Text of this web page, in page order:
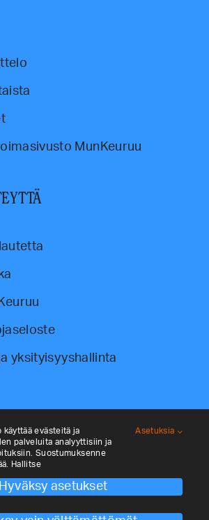
MunKeuruu
yksityisyyshallinta
Keulink Oy 2026. All
käyttää evästeitä ja
palveluita analyyttisiin ja
Suostumuksenne
Hallitse
Asetuksia
Hyväksy asetukset